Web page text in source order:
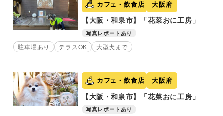
カフェ・飲食店 大阪府
【大阪・和泉市】「花菜おに工房」
写真レポートあり
駐車場あり テラスOK 大型犬まで
カフェ・飲食店 大阪府
【大阪・和泉市】「花菜おに工房」
写真レポートあり